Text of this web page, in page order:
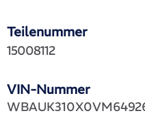
Teilenummer
VIN-Nummer
15008112